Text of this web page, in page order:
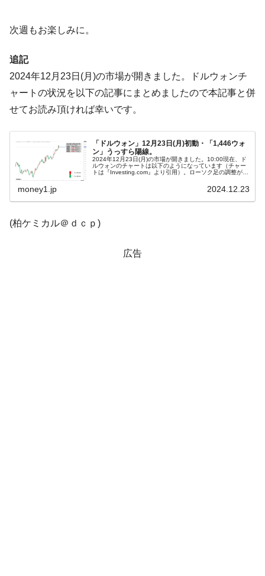
Fact1
全て勝つといくら？ 競馬GI競走で勝利騎手がもら
Fact1
発表から2日で大崩壊、鳴かず飛ばずに終わりそう
なスーパーリーグとは？
だった選手とは？
甲子園通算本塁打、最多の清原に次いで多く打っ
ている意外な選手とは？
セレクトセールの高額取引馬が稼いだ金額とは？
次週もお楽しみに。
追記
2024年12月23日(月)の市場が開きました。ドルウォンチ
ャートの状況を以下の記事にまとめましたので本記事と併
せてお読み頂ければ幸いです。
「ドルウォン」12月23日(月)初動・「1,446ウォ
ン」うっすら陽線。
2024年12月23日(月)の市場が開きました。10:00現在、ド
ルウォンのチャートは以下のようになっています（チャー
トは『Investing.com』より引用）。ローソク足の調整が入
money1.jp 2024.12.23
(柏ケミカル＠ｄｃｐ)
広告